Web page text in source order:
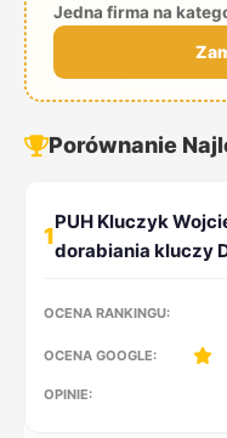
Jedna firma na
Porównanie
1